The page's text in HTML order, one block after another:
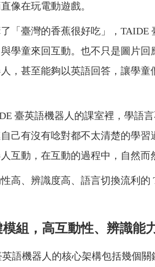
像在玩電動遊戲。
「臺灣的香蕉很好吃」，
學童來回互動。也不只是圖片
，甚至能夠以英語回答，讓學
臺英語機器人的課室裡，學語
己有沒有唸對都不太清楚的學
互動，在互動的過程中，自然而
高、辨識度高、語言切換流利
組，高互動性、辨識能
英語機器人的核心架構包括幾個